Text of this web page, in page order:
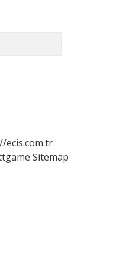
ecis.com.tr
Sitemap